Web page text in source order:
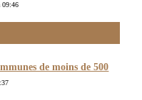
09:46
de moins de 500